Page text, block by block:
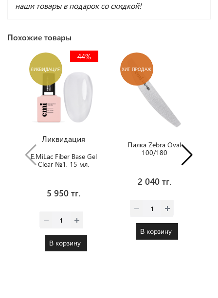
наши товары в подарок со скидкой!
Похожие товары
Ликвидация
ЛИКВИДАЦИЯ
44%
E.MiLac Fiber Base Gel
Clear №1, 15 мл.
5 950 тг.
В корзину
ХИТ ПРОДАЖ
Пилка Zebra Oval
100/180
2 040 тг.
В корзину